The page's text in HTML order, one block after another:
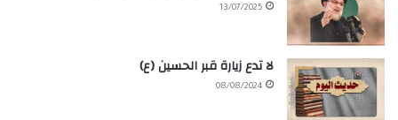
13/07/2025
لا تدع زيارة قبر الحسين (ع)
08/08/2024